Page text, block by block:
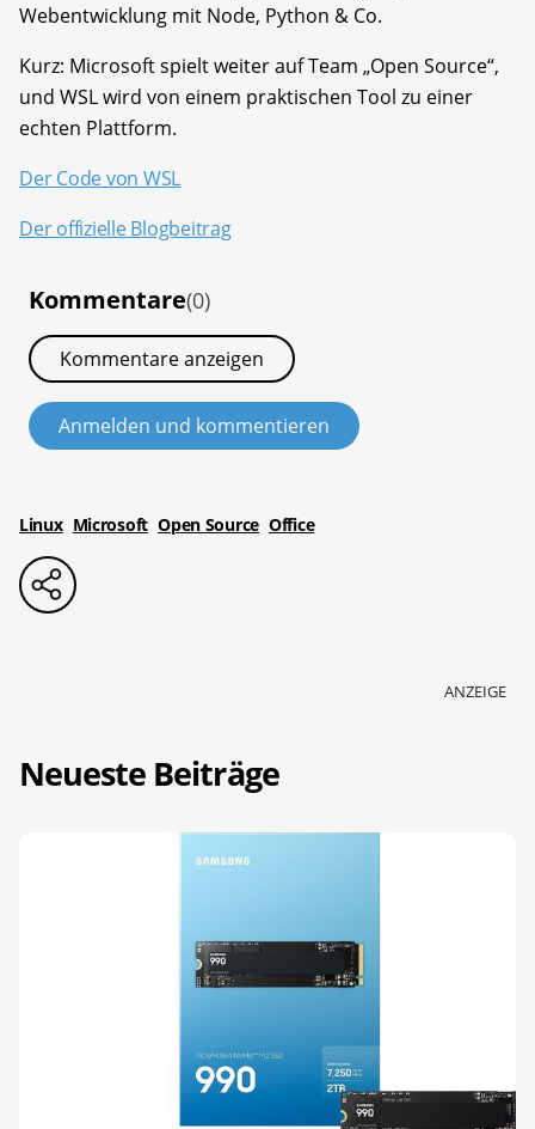
Webentwicklung mit Node, Python & Co.
Kurz: Microsoft spielt weiter auf Team „Open Source“,
und WSL wird von einem praktischen Tool zu einer
echten Plattform.
Der Code von WSL
Der offizielle Blogbeitrag
Kommentare(0)
Kommentare anzeigen
Anmelden und kommentieren
Linux Microsoft Open Source Office
ANZEIGE
Neueste Beiträge